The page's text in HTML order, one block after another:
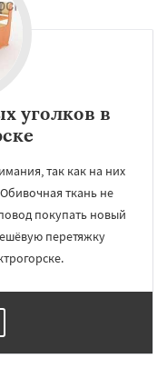
уголков в
так как на них
ткань не
покупать новый
перетяжку